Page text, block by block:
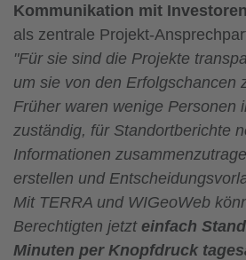
Kommunikation mit Investoren
als zentrale Projekt-
"Für sie sind die Projekte
um sie von den Erfolgschancen
Früher waren wenige Personen
zuständig, für Standortberichte
Informationen
erstellen und
Mit TERRA und WIGeoWeb
Berechtigten jetzt einfach
Minuten per Knopfdruck